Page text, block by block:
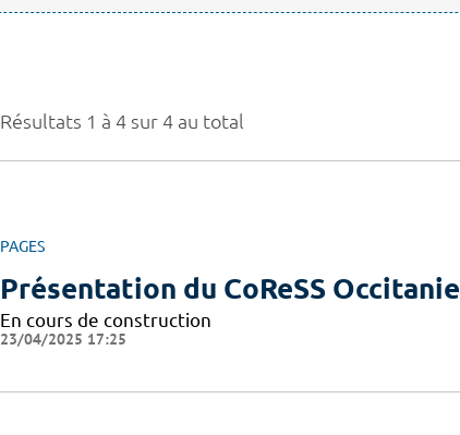
Résultats 1 à 4 sur 4 au total
PAGES
Présentation du CoReSS Occitanie
En cours de construction
23/04/2025 17:25